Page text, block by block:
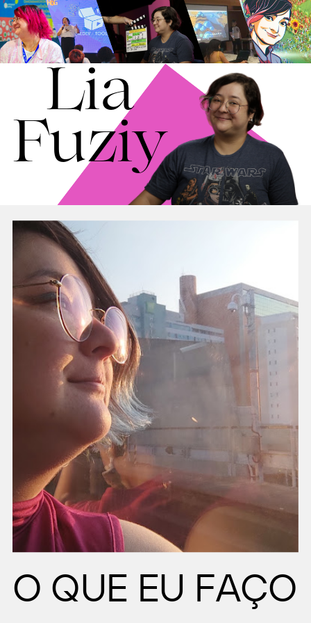
Lia
Fuziy
O QUE EU FAÇO